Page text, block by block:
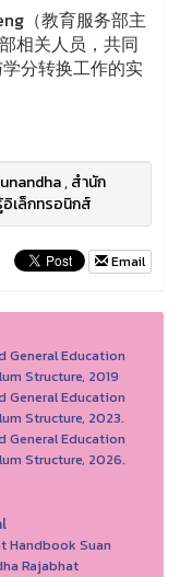
（教育服务部主
相关人员，共同
分转换工作的实
,สำนัก
อิเล็กทรอนิกส์
Email
General Education
Structure, 2019
General Education
Structure, 2023.
General Education
Structure, 2026.
Handbook Suan
Rajabhat